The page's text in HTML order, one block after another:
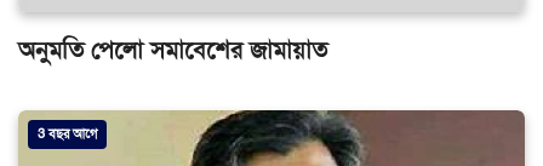
অনুমতি পেলো সমাবেশের জামায়াত
3 বছর আগে